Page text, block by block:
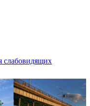
слабовидящих